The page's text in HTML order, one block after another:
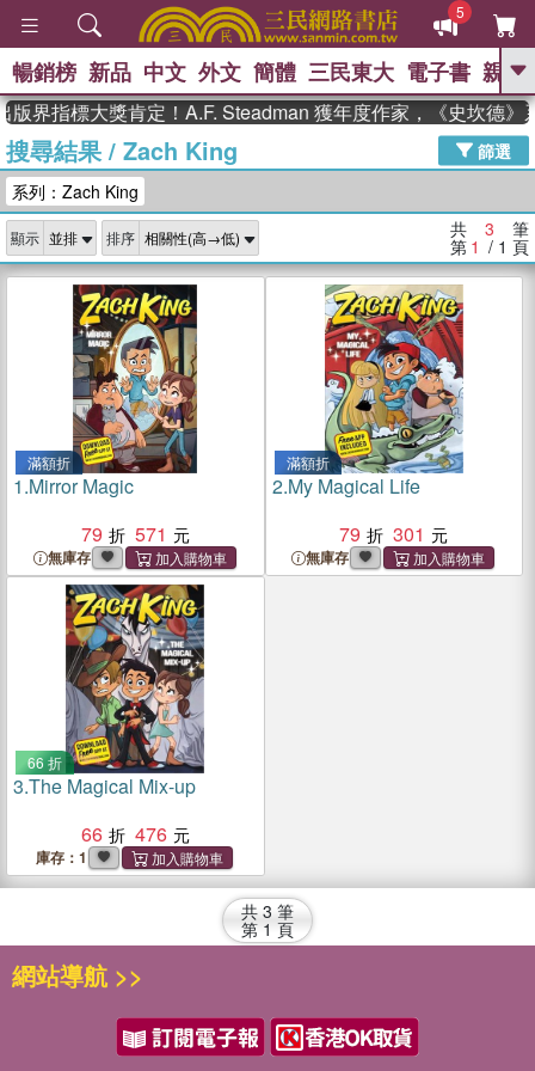
5
GO
熱搜： 高希均教授回憶錄
、 The Odyssey 、 父親節 、 如果歷
獎 臺灣漫遊錄 、 方念華 、 台灣的李
登輝時代
數學女孩：黎曼猜想 、
偉大的迷走神經
暢銷榜 新品 中文 外文 簡體 三民東大 電子書 親子
界指標大獎肯定！A.F. Steadman 獲年度作家，《史坎德》
搜尋結果/ Zach King
篩選
系列：Zach King
顯示 排序 共 3 筆
第 1 / 1 頁
滿額折
1.Mirror Magic
79
571
無庫存
滿額折
2.My Magical Life
79
301
無庫存
66 折
3.The Magical Mix-up
66
476
庫存：1
共 3 筆
第 1 頁
網站導航 >>